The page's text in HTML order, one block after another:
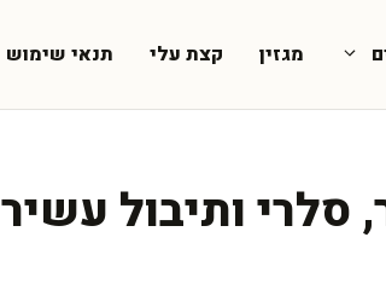
מגזין קצת עלי תנאי שימוש
ותיבול עשיר